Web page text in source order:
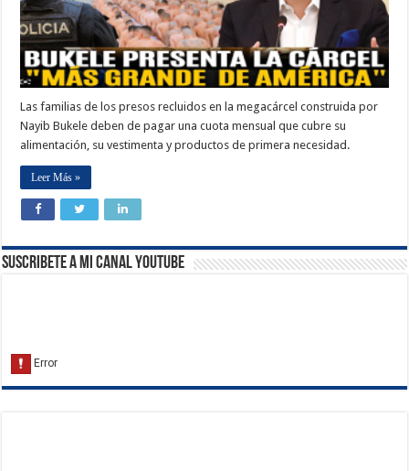
Las familias de los presos recluidos en la megacárcel construida por
Nayib Bukele deben de pagar una cuota mensual que cubre su
alimentación, su vestimenta y productos de primera necesidad.
Leer Más »
Suscribete a Mi Canal Youtube